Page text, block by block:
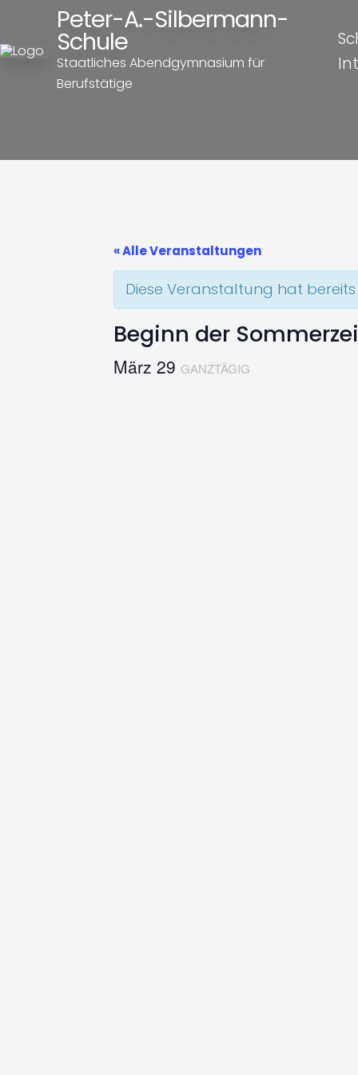
Peter-A.-Silbermann-
Schule
Staatliches Abendgymnasium für
Berufstätige
« Alle Veranstaltungen
Diese Veranstaltung hat
Beginn der
März 29 GANZTÄGIG